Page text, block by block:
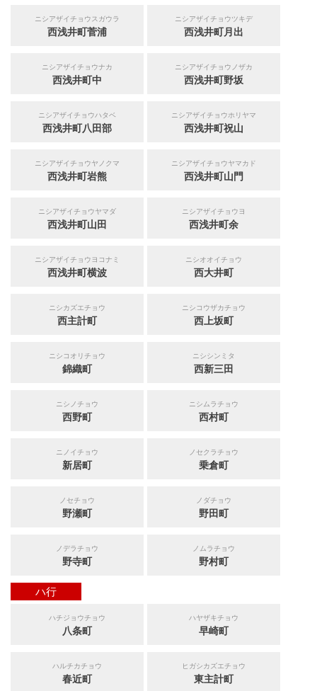
ニシアザイチョウスガウラ
西浅井町菅浦
ニシアザイチョウツキデ
西浅井町月出
ニシアザイチョウナカ
西浅井町中
ニシアザイチョウノザカ
西浅井町野坂
ニシアザイチョウハタベ
西浅井町八田部
ニシアザイチョウホリヤマ
西浅井町祝山
ニシアザイチョウヤノクマ
西浅井町岩熊
ニシアザイチョウヤマカド
西浅井町山門
ニシアザイチョウヤマダ
西浅井町山田
ニシアザイチョウヨ
西浅井町余
ニシアザイチョウヨコナミ
西浅井町横波
ニシオオイチョウ
西大井町
ニシカズエチョウ
西主計町
ニシコウザカチョウ
西上坂町
ニシコオリチョウ
錦織町
ニシシンミタ
西新三田
ニシノチョウ
西野町
ニシムラチョウ
西村町
ニノイチョウ
新居町
ノセクラチョウ
乗倉町
ノセチョウ
野瀬町
ノダチョウ
野田町
ノデラチョウ
野寺町
ノムラチョウ
野村町
ハ行
ハチジョウチョウ
八条町
ハヤザキチョウ
早崎町
ハルチカチョウ
春近町
ヒガシカズエチョウ
東主計町